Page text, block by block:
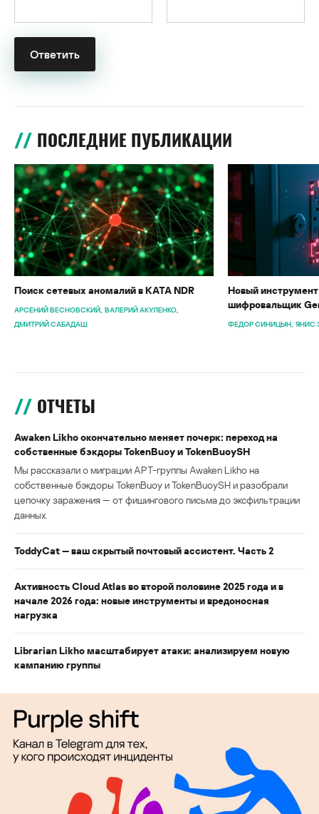
ПОСЛЕДНИЕ ПУБЛИКАЦИИ
Поиск сетевых аномалий в KATA NDR
АРСЕНИЙ ВЕСНОВСКИЙ ВАЛЕРИЙ АКУЛЕНКО
ДМИТРИЙ САБАДАШ
Новый
шифровальщик
ФЕДОР СИНИЦЫН ЯНИС
ОТЧЕТЫ
Awaken Likho окончательно меняет почерк: переход на
собственные бэкдоры TokenBuoy и TokenBuoySH
Мы рассказали о миграции APT-группы Awaken Likho на
собственные бэкдоры TokenBuoy и TokenBuoySH и разобрали
цепочку заражения — от фишингового письма до эксфильтрации
данных.
ToddyCat — ваш скрытый почтовый ассистент. Часть 2
Активность Cloud Atlas во второй половине 2025 года и в
начале 2026 года: новые инструменты и вредоносная
нагрузка
Librarian Likho масштабирует атаки: анализируем новую
кампанию группы